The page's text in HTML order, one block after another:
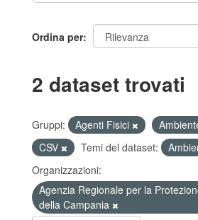
Ordina per
2 dataset trovati
Gruppi: Agenti Fisici
CSV
Temi del dataset:
Organizzazioni:
Agenzia Regionale per la
della Campania